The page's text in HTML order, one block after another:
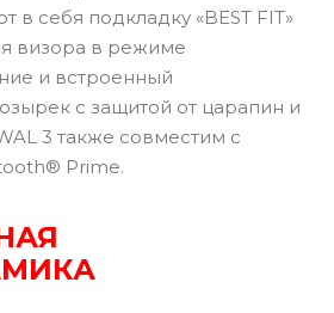
в себя подкладку «BEST FIT»
визора в режиме
и встроенный
с защитой от царапин и
3 также совместим с
Prime.